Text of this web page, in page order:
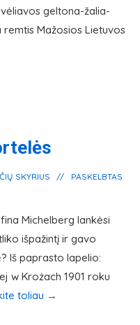
geltona-žalia-
Mažosios Lietuvos
SKYRIUS
PASKELBTAS
Michelberg lankėsi
išpažintį ir gavo
Iš paprasto lapelio:
w Krożach 1901 roku
toliau →